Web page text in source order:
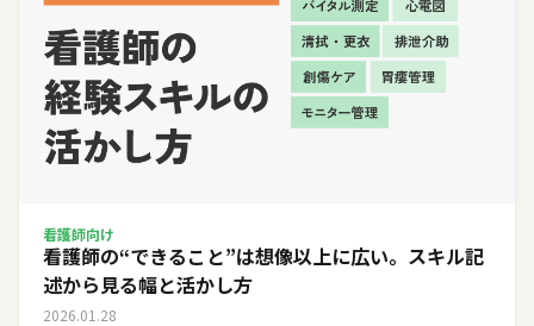
看護師向け
看護師の“できること”は想像以上に広い。スキル記
述から見る幅と活かし方
2026.01.28